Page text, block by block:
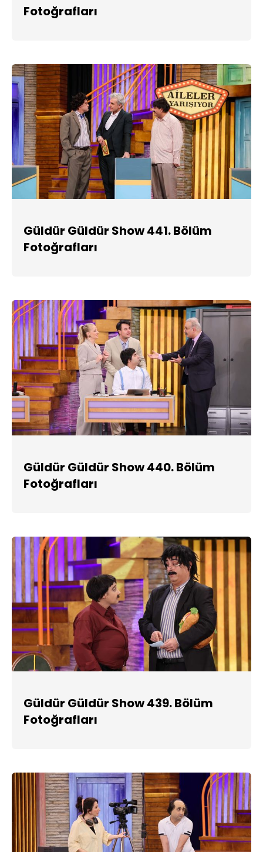
Fotoğrafları
Güldür Güldür Show 441. Bölüm
Fotoğrafları
Güldür Güldür Show 440. Bölüm
Fotoğrafları
Güldür Güldür Show 439. Bölüm
Fotoğrafları